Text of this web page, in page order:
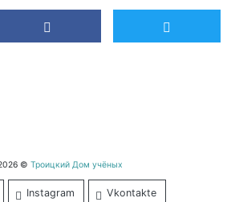
© Троицкий Дом учёных
Instagram Vkontakte